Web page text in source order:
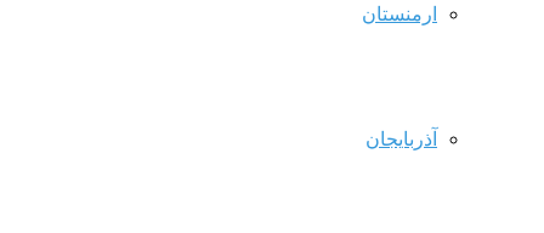
ارمنستان
آذربایجان